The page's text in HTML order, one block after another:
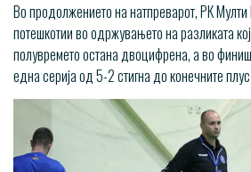
Во продолжението на натпреварот, РК
потешкотии во одржувањето на разликата
полувремето остана двоцифрена, а во
една серија од 5-2 стигна до конечните